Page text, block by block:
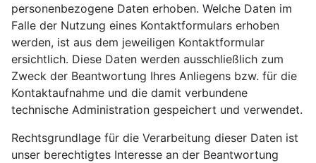
personenbezogene Daten erhoben. Welche Daten im
Falle der Nutzung eines Kontaktformulars erhoben
werden, ist aus dem jeweiligen Kontaktformular
ersichtlich. Diese Daten werden ausschließlich zum
Zweck der Beantwortung Ihres Anliegens bzw. für die
Kontaktaufnahme und die damit verbundene
technische Administration gespeichert und verwendet.
Rechtsgrundlage für die Verarbeitung dieser Daten ist
unser berechtigtes Interesse an der Beantwortung